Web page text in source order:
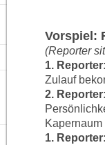
Vorspiel:
(Reporter
1.
Zulauf
2.
1.